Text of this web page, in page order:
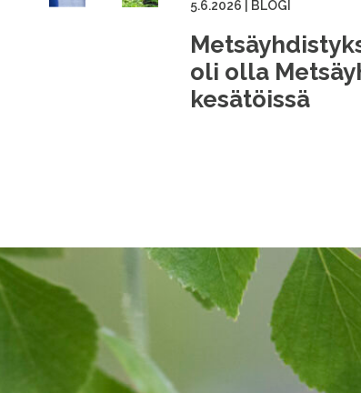
5.6.2026 BLOGI
oli olla
kesätöissä